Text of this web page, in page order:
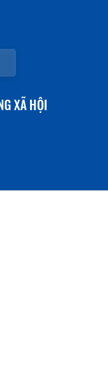
XÃ HỘI